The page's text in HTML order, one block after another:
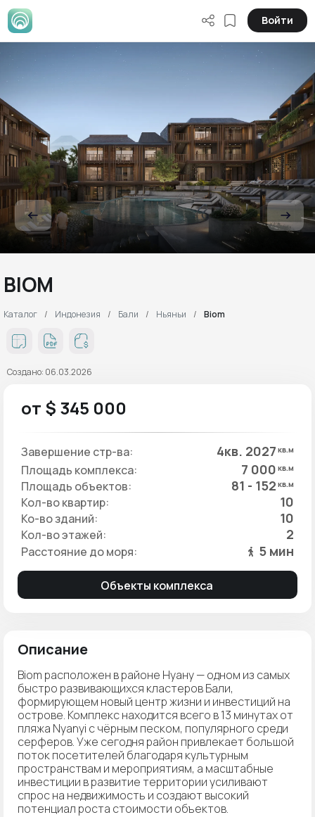
Войти
BIOM
Каталог Индонезия Бали Ньяньи Biom
Создано: 06.03.2026
Описание
Biom расположен в районе Нуану — одном из самых
быстро развивающихся кластеров Бали,
формирующем новый центр жизни и инвестиций на
острове. Комплекс находится всего в 13 минутах от
пляжа Nyanyi с чёрным песком, популярного среди
серферов. Уже сегодня район привлекает большой
поток посетителей благодаря культурным
пространствам и мероприятиям, а масштабные
инвестиции в развитие территории усиливают
спрос на недвижимость и создают высокий
потенциал роста стоимости объектов.
от $ 345 000
Завершение стр-ва: 4кв. 2027 кв.м
Площадь комплекса: 7 000 кв.м
Площадь объектов: 81 - 152 кв.м
Кол-во квартир: 10
Ко-во зданий: 10
Кол-во этажей: 2
Расстояние до моря: 5 мин
Объекты комплекса